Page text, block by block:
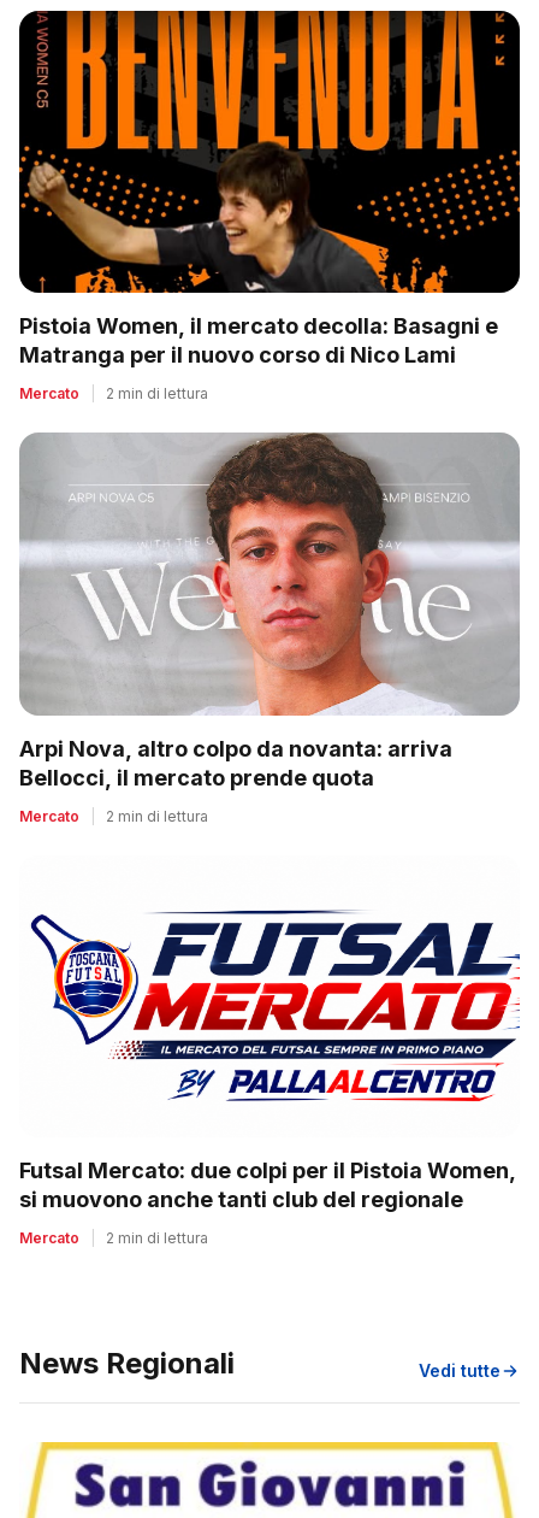
Pistoia Women, il mercato decolla: Basagni e
Matranga per il nuovo corso di Nico Lami
Mercato 2 min di lettura
Arpi Nova, altro colpo da novanta: arriva
Bellocci, il mercato prende quota
Mercato 2 min di lettura
Futsal Mercato: due colpi per il Pistoia Women,
si muovono anche tanti club del regionale
Mercato 2 min di lettura
News Regionali Vedi tutte